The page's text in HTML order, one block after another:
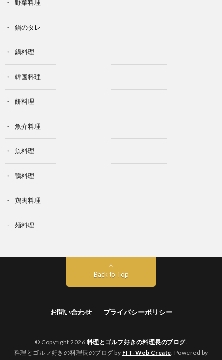
野菜料理
鍋のタレ
鍋料理
韓国料理
餅料理
魚介料理
魚料理
鴨料理
鶏肉料理
麺料理
Back to Top
お問い合わせ プライバシーポリシー
© Copyright 2026 料理とゴルフ好きの料理長のブログ.
料理とゴルフ好きの料理長のブログ by FIT-Web Create. Powered by